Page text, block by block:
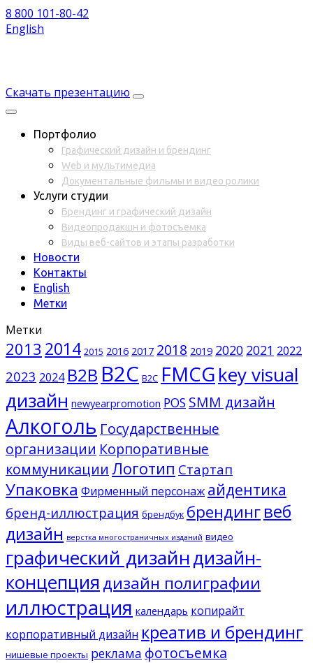
8 800 101-80-42
English
Скачать презентацию
Портфолио
Графический дизайн и брендинг
Web и мультимедиа
Документальные фильмы и видео ролики
Услуги студии
Брендинг и графический дизайн
Видеопродакшн и фотосъемка
Виды веб-сайтов и этапы разработки
Новости
Контакты
English
Метки
Метки
2013 2014 2015 2016 2017 2018 2019 2020 2021 2022
2023 2024 B2B B2C B2С FMCGkey visual
дизайн newyearpromotion POS SMM дизайн
Алкоголь Государственные
организации Корпоративные
коммуникации Логотип Стартап
Упаковка Фирменный персонаж айдентика
бренд-иллюстрация брендбук брендингвеб
дизайн верстка многостраничных изданий видео
графический дизайндизайн-
концепция дизайн полиграфии
иллюстрация календарь копирайт
корпоративный дизайн креатив и брендинг
нишевые проекты реклама фотосъемка